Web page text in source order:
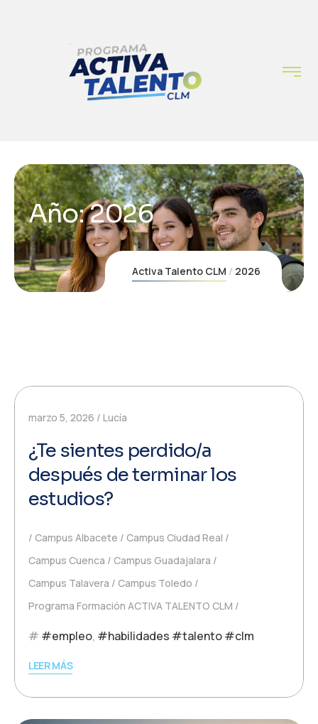
Año:2026
Activa Talento CLM 2026
marzo 5, 2026 Lucía
¿Te sientes perdido/a
después de terminar los
estudios?
Campus Albacete
Campus Ciudad Real
Campus Cuenca
Campus Guadajalara
Campus Talavera
Campus Toledo
Programa Formación ACTIVA TALENTO CLM
#empleo, #habilidades #talento #clm
LEER MÁS